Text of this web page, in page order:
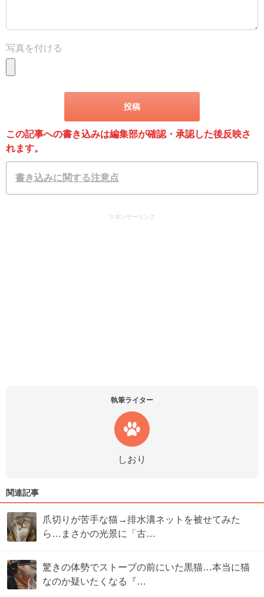
写真を付ける
この記事への書き込みは編集部が確認・承認した後反映さ
れます。
書き込みに関する注意点
スポンサーリンク
執筆ライター
しおり
関連記事
爪切りが苦手な猫→排水溝ネットを被せてみた
ら…まさかの光景に「古…
驚きの体勢でストーブの前にいた黒猫…本当に猫
なのか疑いたくなる『…